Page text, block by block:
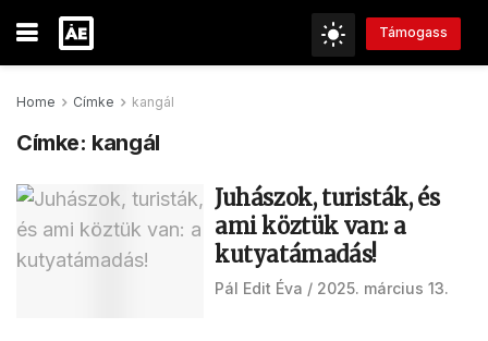
Támogass
Home Címke kangál
Címke: kangál
Juhászok, turisták, és
ami köztük van: a
kutyatámadás!
Pál Edit Éva 2025. március 13.